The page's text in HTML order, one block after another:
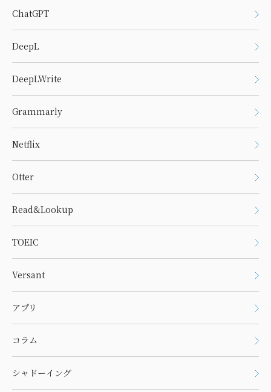
ChatGPT
DeepL
DeepLWrite
Grammarly
Netflix
Otter
Read&Lookup
TOEIC
Versant
アプリ
コラム
シャドーイング